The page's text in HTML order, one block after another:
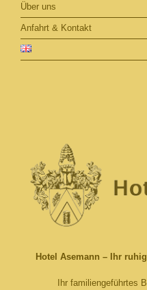
Über uns
Anfahrt & Kontakt
Hotel Asemann – Ihr
Ihr familiengeführtes